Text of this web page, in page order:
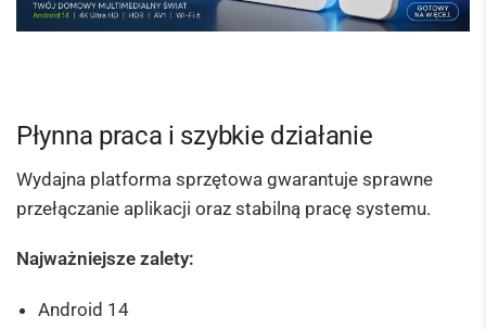
Płynna praca i szybkie działanie
Wydajna platforma sprzętowa gwarantuje sprawne
przełączanie aplikacji oraz stabilną pracę systemu.
Najważniejsze zalety:
Android 14